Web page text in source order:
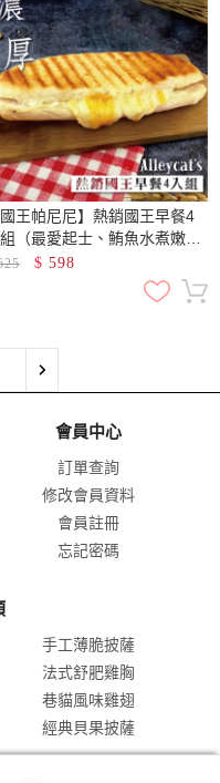
國王帕尼尼】熱銷國王早餐4
組（最愛起士、鮪魚水煮嫩
黑松露蘑菇嫩蛋、野菇總
$ 598
會員中心
訂單查詢
修改會員資料
會員註冊
忘記密碼
手工薄脆披薩
法式舒肥雞胸
巷貓風味雞翅
經典貝果披薩